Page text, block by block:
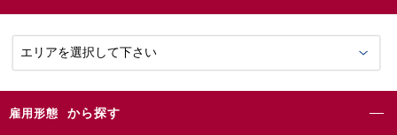
雇用形態 から探す